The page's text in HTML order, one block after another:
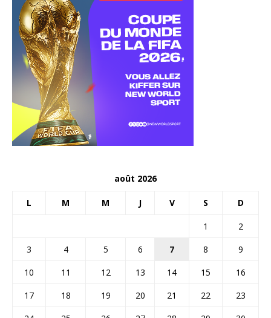
août 2026
L M M J V S D
1
2
3
4 5 6 7 8
9
10
11 12 13 14 15
16
17
18 19 20 21 22
23